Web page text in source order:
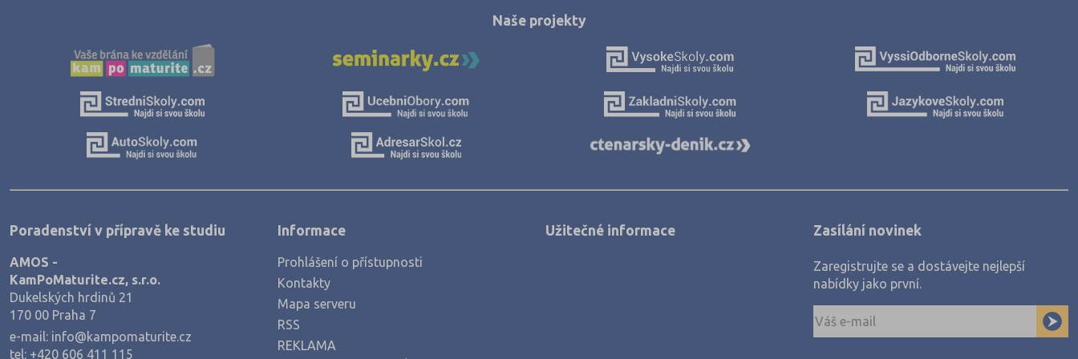
Jindřichův Hradec (2)
Karlovy Vary (3)
Kladno (3)
Kroměříž (1)
Naše projekty
Poradenství v přípravě ke studiu
AMOS -
KamPoMaturite.cz, s.r.o.
Dukelských hrdinů 21
170 00 Praha 7
e-mail: info@kampomaturite.cz
tel: +420 606 411 115
Informace
Prohlášení o přístupnosti
Kontakty
Mapa serveru
RSS
REKLAMA
Užitečné informace Zasílání novinek
Zaregistrujte se a dostávejte nejlepší
nabídky jako první.